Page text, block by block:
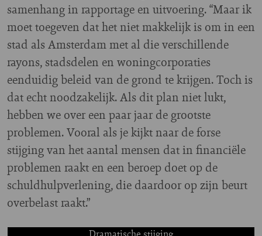
samenhang in rapportage en uitvoering. “Maar ik
moet toegeven dat het niet makkelijk is om in een
stad als Amsterdam met al die verschillende
rayons, stadsdelen en woningcorporaties
eenduidig beleid van de grond te krijgen. Toch is
dat echt noodzakelijk. Als dit plan niet lukt,
hebben we over een paar jaar de grootste
problemen. Vooral als je kijkt naar de forse
stijging van het aantal mensen dat in financiële
problemen raakt en een beroep doet op de
schuldhulpverlening, die daardoor op zijn beurt
overbelast raakt.”
Dramatische stijging